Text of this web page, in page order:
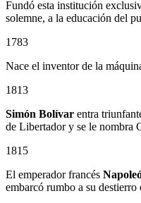
Fundó esta institución
solemne, a la educación del
1783
Nace el inventor de la
1813
Simón Bolívar entra
de Libertador y se le nombra
1815
El emperador francés
embarcó rumbo a su destierro